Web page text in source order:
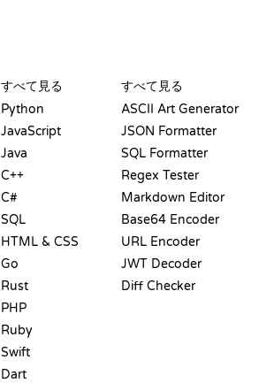
すべて見る
Python
JavaScript
Java
C++
C#
SQL
HTML & CSS
Go
Rust
PHP
Ruby
Swift
Dart
すべて見る
ASCII Art Generator
JSON Formatter
SQL Formatter
Regex Tester
Markdown Editor
Base64 Encoder
URL Encoder
JWT Decoder
Diff Checker